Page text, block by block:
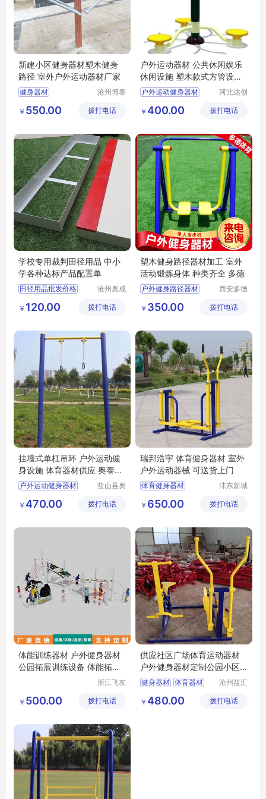
新建小区健身器材塑木健身
路径 室外户外运动器材厂家
健身器材
塑木健身路径
室外运动器材
沧州博泰
有限公司
￥ 550.00 拨打电话
户外运动器材 公共休闲娱乐
休闲设施 塑木款式方管设施
加工
户外运动健身器材
河北达创
有限公司
￥ 400.00 拨打电话
学校专用裁判田径用品 中小
学各种达标产品配置单
田径用品批发价格
田径用品行情报价
沧州奥成
制造有限
￥ 120.00 拨打电话
塑木健身路径器材加工 室外
活动锻炼身体 种类齐全 多德
户外健身路径器材
智能小区户外健身器材
组合健身器材的安装
西安多德
有限公司
￥ 350.00 拨打电话
挂墙式单杠吊环 户外运动健
身设施 体育器材供应 奥泰厂
家定制
户外运动健身器材
体育器材供应
盐山县奥
材厂
￥ 470.00 拨打电话
瑞邦浩宇 体育健身器材 室外
户外运动器械 可送货上门
体育健身器材
沣东新城
金属制品
￥ 650.00 拨打电话
体能训练器材 户外健身器材
公园拓展训练设备 体能拓展
浙江飞友
有限公司
￥ 500.00 拨打电话
供应社区广场体育运动器材
户外健身器材定制公园小区
健身器械
健身器材 体育器材
健身器材批发
沧州益汇
有限公司
￥ 480.00 拨打电话